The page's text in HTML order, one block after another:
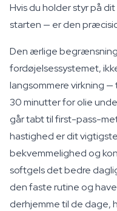
Hvis du holder styr på
starten — er den
Den ærlige
fordøjelsessystemet,
langsommere virkning —
30 minutter for olie
går tabt til first-pass-
hastighed er dit
bekvemmelighed og
softgels det bedre
den faste rutine og
derhjemme til de dage,